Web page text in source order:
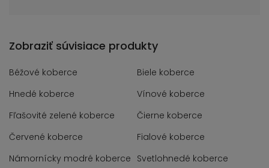
Zobraziť súvisiace produkty
Béžové koberce
Biele koberce
Hnedé koberce
Vínové koberce
Fľašovité zelené koberce
Čierne koberce
Červené koberce
Fialové koberce
Námornícky modré koberce Svetlohnedé koberce